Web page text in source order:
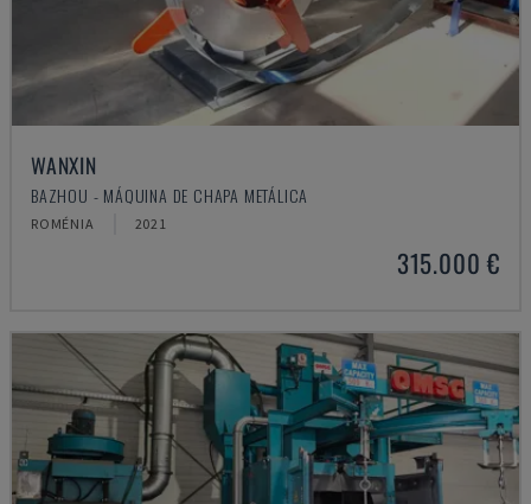
WANXIN
BAZHOU - MÁQUINA DE CHAPA METÁLICA
ROMÉNIA 2021
315.000 €